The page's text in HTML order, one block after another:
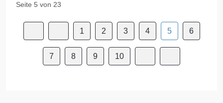
Seite 5 von 23
1 2 3 4 5 6
7 8 9 10